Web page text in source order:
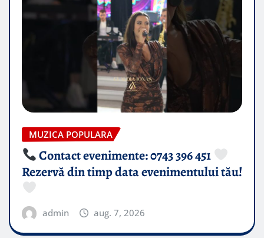
MUZICA POPULARA
Contact evenimente: 0743 396 451
Rezervă din timp data evenimentului tău!
admin aug. 7, 2026